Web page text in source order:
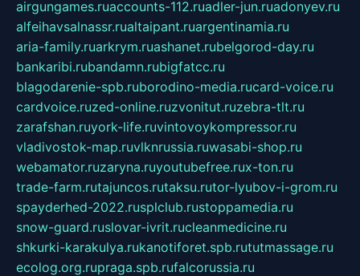
airgungames.ruaccounts-112.ruadler-jun.ruadonyev.ru
alfeihavsalnassr.rualtaipant.ruargentinamia.ru
aria-family.ruarkrym.ruashanet.rubelgorod-day.ru
bankaribi.rubandamn.rubigfatcc.ru
blagodarenie-spb.ruborodino-media.rucard-voice.ru
cardvoice.ruzed-online.ruzvonitut.ruzebra-tlt.ru
zarafshan.ruyork-life.ruvintovoykompressor.ru
vladivostok-map.ruvlknrussia.ruwasabi-shop.ru
webamator.ruzaryna.ruyoutubefree.rux-ton.ru
trade-farm.rutajuncos.rutaksu.rutor-lyubov-i-grom.ru
spayderhed-2022.rusplclub.rustoppamedia.ru
snow-guard.ruslovar-ivrit.rucleanmedicine.ru
shkurki-karakulya.rukanotiforet.spb.rututmassage.ru
ecolog.org.rupraga.spb.rufalcorussia.ru